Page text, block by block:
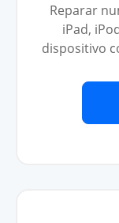
Reparar
iPad,
dispositivo